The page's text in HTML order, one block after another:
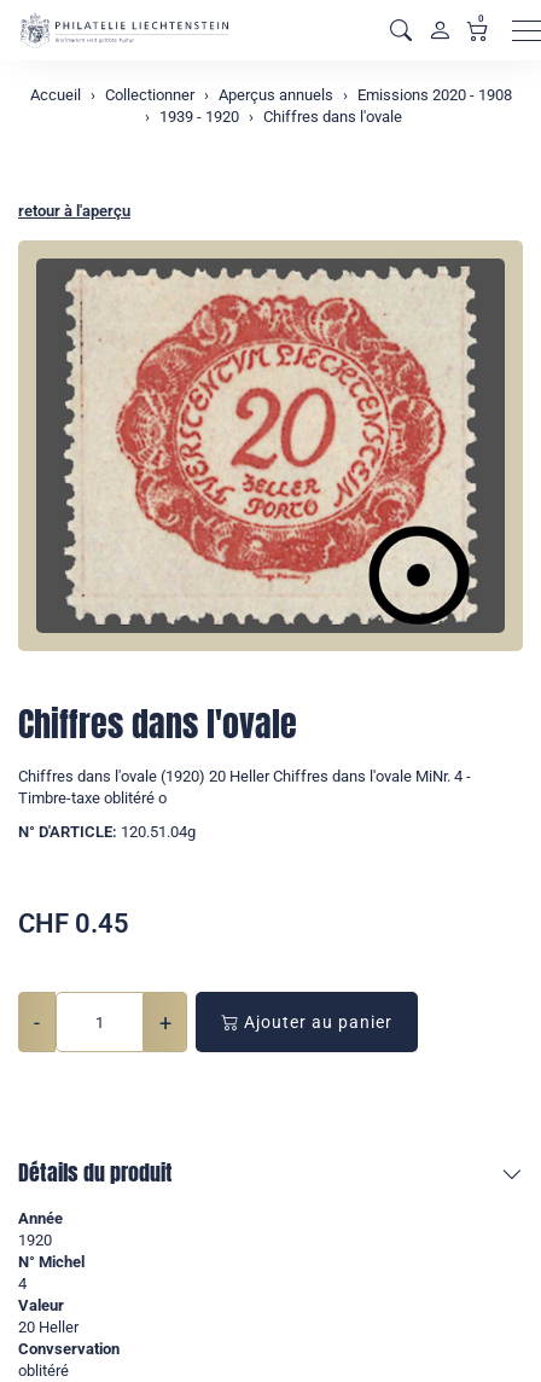
0
Accueil Collectionner Aperçus annuels
Emissions 2020 - 1908
1939 - 1920
Chiffres dans l'ovale
retour à l'aperçu
Chiffres dans l'ovale
Chiffres dans l'ovale (1920) 20 Heller Chiffres dans l'ovale MiNr. 4 -
Timbre-taxe oblitéré o
N° D'ARTICLE: 120.51.04g
CHF 0.45
- + Ajouter au panier
Détails du produit
Année
1920
N° Michel
4
Valeur
20 Heller
Convservation
oblitéré